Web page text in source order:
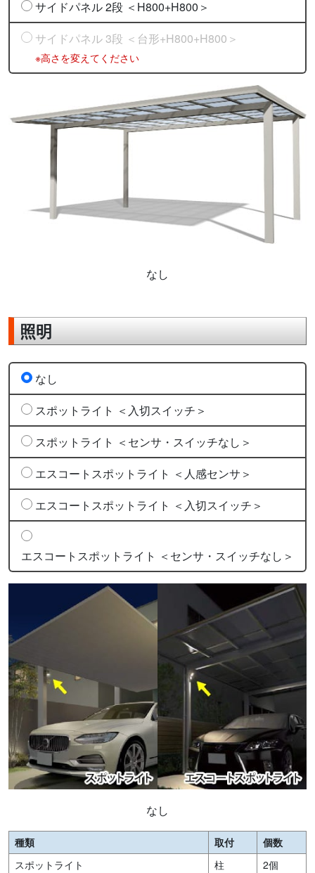
なし
サイドパネル 2段 ＜H800+H800＞
サイドパネル 3段 ＜台形+H800+H800＞
※高さを変えてください
照明
なし
種類 取付
個数
スポットライト
柱
2個
なし
スポットライト ＜入切スイッチ＞
スポットライト ＜センサ・スイッチなし＞
エスコートスポットライト ＜人感センサ＞
エスコートスポットライト ＜入切スイッチ＞
エスコートスポットライト ＜センサ・スイッチなし＞